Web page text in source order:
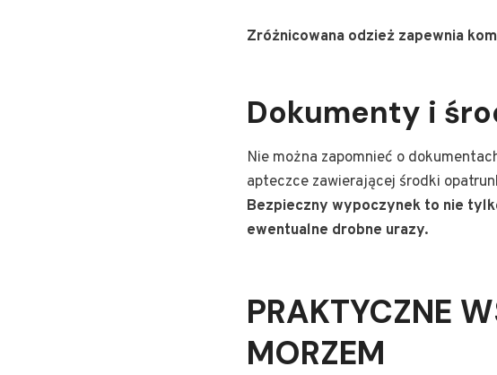
Zróżnicowana odzież zapewnia
Dokumenty i
Nie można zapomnieć o
apteczce zawierającej środki
Bezpieczny wypoczynek to nie
ewentualne drobne urazy.
PRAKTYCZNE
MORZEM